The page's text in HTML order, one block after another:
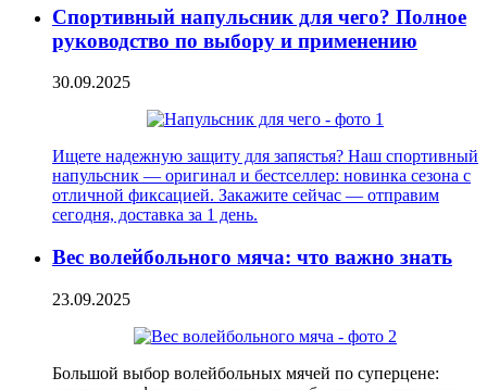
Спортивный напульсник для чего? Полное
руководство по выбору и применению
30.09.2025
Ищете надежную защиту для запястья? Наш спортивный
напульсник — оригинал и бестселлер: новинка сезона с
отличной фиксацией. Закажите сейчас — отправим
сегодня, доставка за 1 день.
Вес волейбольного мяча: что важно знать
23.09.2025
Большой выбор волейбольных мячей по суперцене: